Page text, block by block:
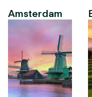
Amsterdam